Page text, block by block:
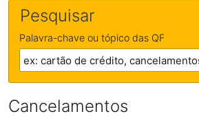
Pesquisar
Palavra-chave ou tópico das QF
Cancelamentos